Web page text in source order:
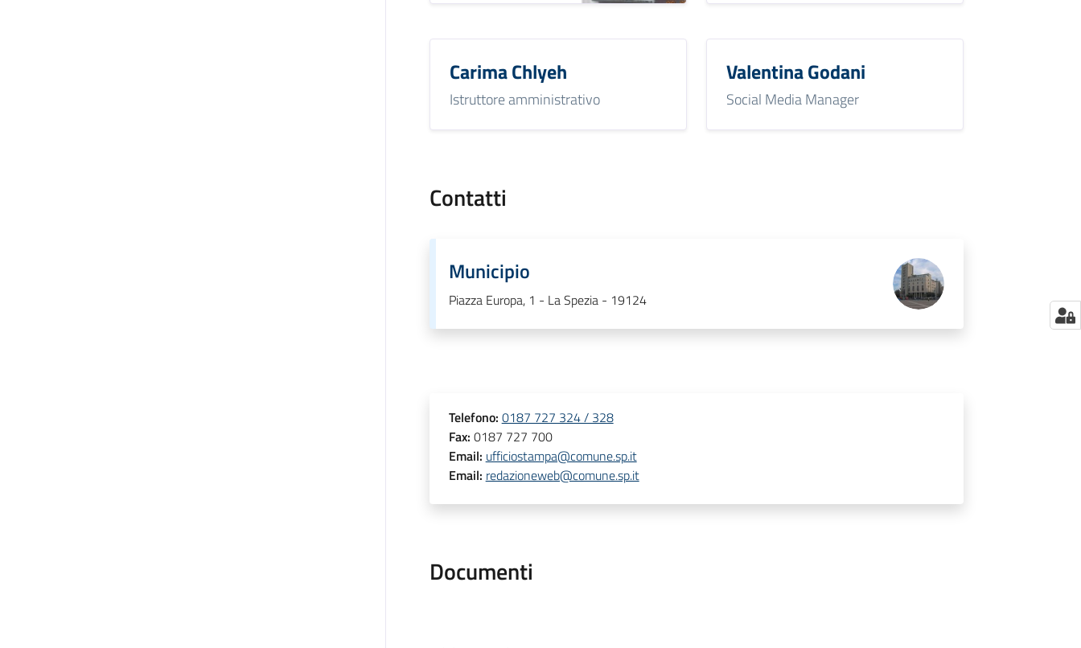
Carima Chlyeh
Istruttore amministrativo
Valentina Godani
Social Media Manager
Contatti
Municipio
Piazza Europa, 1 - La Spezia - 19124
Telefono: 0187 727 324 / 328
Fax: 0187 727 700
Email: ufficiostampa@comune.sp.it
Email: redazioneweb@comune.sp.it
Documenti